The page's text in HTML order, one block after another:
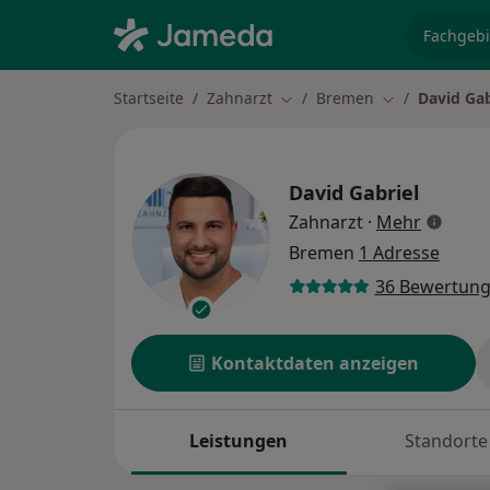
Startseite Zahnarzt Stadt ändern
Bremen Stadt ändern
David
David Gabriel
Zahnarzt · Mehrüber
Bremen 1 Adresse
36
Kontaktdaten anzeigen
Leistungen Standorte